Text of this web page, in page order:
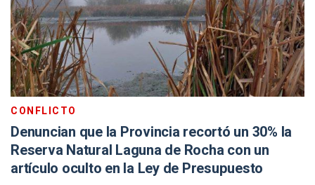
CONFLICTO
Denuncian que la Provincia recortó un 30% la
Reserva Natural Laguna de Rocha con un
artículo oculto en la Ley de Presupuesto